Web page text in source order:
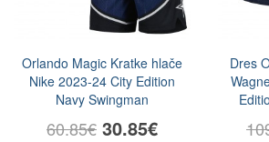
Orlando Magic Kratke hlače
Nike 2023-24 City Edition
Navy Swingman
60.85€ 30.85€
Dres